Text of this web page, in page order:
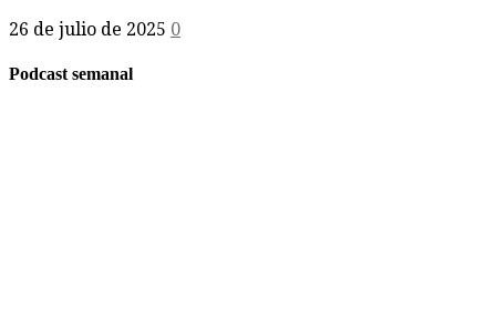
26 de julio de 2025 0
Podcast semanal